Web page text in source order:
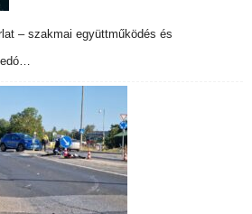
– szakmai együttműködés és